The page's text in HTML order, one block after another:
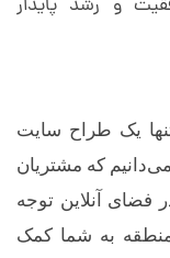
و رشد پایدار
یک طراح سایت
می‌دانیم که مشتریان
فضای آنلاین توجه
منطقه به شما کمک